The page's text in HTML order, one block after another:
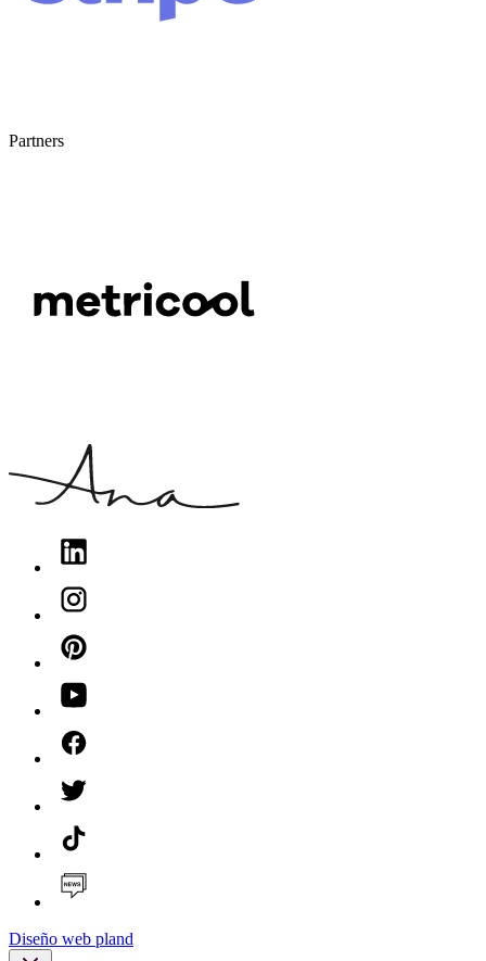
Partners
Diseño web pland